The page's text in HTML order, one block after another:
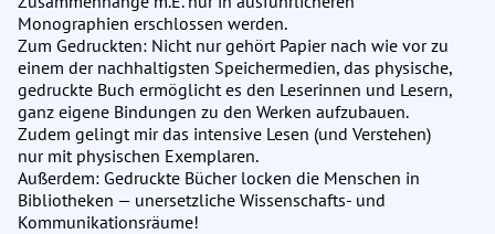
Monographien erschlossen werden.
Zum Gedruckten: Nicht nur gehört Papier nach wie vor zu
einem der nachhaltigsten Speichermedien, das physische,
gedruckte Buch ermöglicht es den Leserinnen und Lesern,
ganz eigene Bindungen zu den Werken aufzubauen.
Zudem gelingt mir das intensive Lesen (und Verstehen)
nur mit physischen Exemplaren.
Außerdem: Gedruckte Bücher locken die Menschen in
Bibliotheken — unersetzliche Wissenschafts- und
Kommunikationsräume!